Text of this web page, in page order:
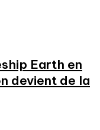
Earth en
devient de la